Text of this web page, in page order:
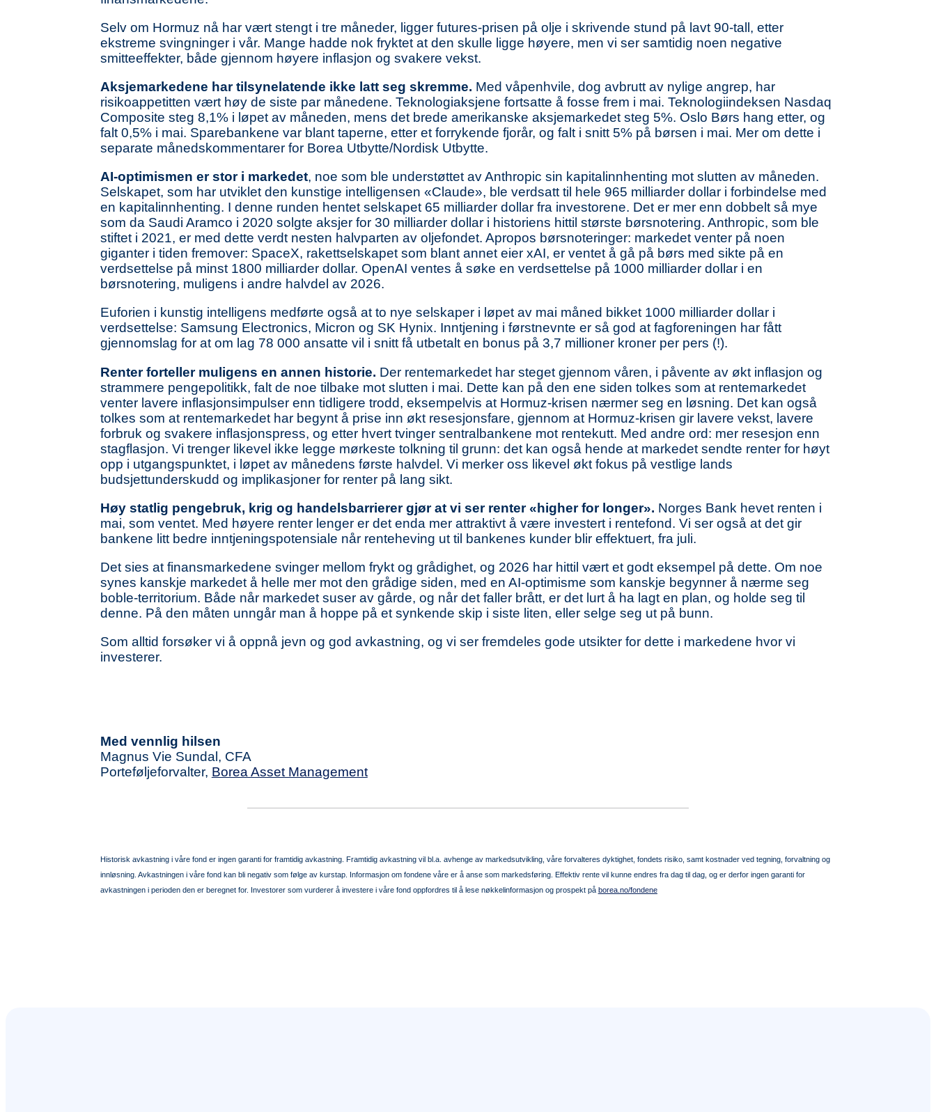
Selv om Hormuz nå har vært stengt i tre måneder, ligger futures-prisen på olje i skrivende stund på lavt 90-tall, etter
ekstreme svingninger i vår. Mange hadde nok fryktet at den skulle ligge høyere, men vi ser samtidig noen negative
smitteeffekter, både gjennom høyere inflasjon og svakere vekst.
Aksjemarkedene har tilsynelatende ikke latt seg skremme. Med våpenhvile, dog avbrutt av nylige angrep, har
risikoappetitten vært høy de siste par månedene. Teknologiaksjene fortsatte å fosse frem i mai. Teknologiindeksen Nasdaq
Composite steg 8,1% i løpet av måneden, mens det brede amerikanske aksjemarkedet steg 5%. Oslo Børs hang etter, og
falt 0,5% i mai. Sparebankene var blant taperne, etter et forrykende fjorår, og falt i snitt 5% på børsen i mai. Mer om dette i
separate månedskommentarer for Borea Utbytte/Nordisk Utbytte.
AI-optimismen er stor i markedet, noe som ble understøttet av Anthropic sin kapitalinnhenting mot slutten av måneden.
Selskapet, som har utviklet den kunstige intelligensen «Claude», ble verdsatt til hele 965 milliarder dollar i forbindelse med
en kapitalinnhenting. I denne runden hentet selskapet 65 milliarder dollar fra investorene. Det er mer enn dobbelt så mye
som da Saudi Aramco i 2020 solgte aksjer for 30 milliarder dollar i historiens hittil største børsnotering. Anthropic, som ble
stiftet i 2021, er med dette verdt nesten halvparten av oljefondet. Apropos børsnoteringer: markedet venter på noen
giganter i tiden fremover: SpaceX, rakettselskapet som blant annet eier xAI, er ventet å gå på børs med sikte på en
verdsettelse på minst 1800 milliarder dollar. OpenAI ventes å søke en verdsettelse på 1000 milliarder dollar i en
børsnotering, muligens i andre halvdel av 2026.
Euforien i kunstig intelligens medførte også at to nye selskaper i løpet av mai måned bikket 1000 milliarder dollar i
verdsettelse: Samsung Electronics, Micron og SK Hynix. Inntjening i førstnevnte er så god at fagforeningen har fått
gjennomslag for at om lag 78 000 ansatte vil i snitt få utbetalt en bonus på 3,7 millioner kroner per pers (!).
Renter forteller muligens en annen historie. Der rentemarkedet har steget gjennom våren, i påvente av økt inflasjon og
strammere pengepolitikk, falt de noe tilbake mot slutten i mai. Dette kan på den ene siden tolkes som at rentemarkedet
venter lavere inflasjonsimpulser enn tidligere trodd, eksempelvis at Hormuz-krisen nærmer seg en løsning. Det kan også
tolkes som at rentemarkedet har begynt å prise inn økt resesjonsfare, gjennom at Hormuz-krisen gir lavere vekst, lavere
forbruk og svakere inflasjonspress, og etter hvert tvinger sentralbankene mot rentekutt. Med andre ord: mer resesjon enn
stagflasjon. Vi trenger likevel ikke legge mørkeste tolkning til grunn: det kan også hende at markedet sendte renter for høyt
opp i utgangspunktet, i løpet av månedens første halvdel. Vi merker oss likevel økt fokus på vestlige lands
budsjettunderskudd og implikasjoner for renter på lang sikt.
Høy statlig pengebruk, krig og handelsbarrierer gjør at vi ser renter «higher for longer». Norges Bank hevet renten i
mai, som ventet. Med høyere renter lenger er det enda mer attraktivt å være investert i rentefond. Vi ser også at det gir
bankene litt bedre inntjeningspotensiale når renteheving ut til bankenes kunder blir effektuert, fra juli.
Det sies at finansmarkedene svinger mellom frykt og grådighet, og 2026 har hittil vært et godt eksempel på dette. Om noe
synes kanskje markedet å helle mer mot den grådige siden, med en AI-optimisme som kanskje begynner å nærme seg
boble-territorium. Både når markedet suser av gårde, og når det faller brått, er det lurt å ha lagt en plan, og holde seg til
denne. På den måten unngår man å hoppe på et synkende skip i siste liten, eller selge seg ut på bunn.
Som alltid forsøker vi å oppnå jevn og god avkastning, og vi ser fremdeles gode utsikter for dette i markedene hvor vi
investerer.
Med vennlig hilsen
Magnus Vie Sundal, CFA
Porteføljeforvalter, Borea Asset Management
Historisk avkastning i våre fond er ingen garanti for framtidig avkastning. Framtidig avkastning vil bl.a. avhenge av markedsutvikling, våre forvalteres dyktighet, fondets risiko, samt kostnader ved tegning, forvaltning og
innløsning. Avkastningen i våre fond kan bli negativ som følge av kurstap. Informasjon om fondene våre er å anse som markedsføring. Effektiv rente vil kunne endres fra dag til dag, og er derfor ingen garanti for
avkastningen i perioden den er beregnet for. Investorer som vurderer å investere i våre fond oppfordres til å lese nøkkelinformasjon og prospekt på borea.no/fondene